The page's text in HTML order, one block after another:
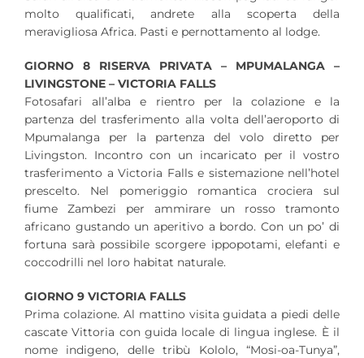
molto qualificati, andrete alla scoperta della
meravigliosa Africa. Pasti e pernottamento al lodge.
GIORNO 8 RISERVA PRIVATA – MPUMALANGA –
LIVINGSTONE – VICTORIA FALLS
Fotosafari all’alba e rientro per la colazione e la
partenza del trasferimento alla volta dell’aeroporto di
Mpumalanga per la partenza del volo diretto per
Livingston. Incontro con un incaricato per il vostro
trasferimento a Victoria Falls e sistemazione nell’hotel
prescelto. Nel pomeriggio romantica crociera sul
fiume Zambezi per ammirare un rosso tramonto
africano gustando un aperitivo a bordo. Con un po’ di
fortuna sarà possibile scorgere ippopotami, elefanti e
coccodrilli nel loro habitat naturale.
GIORNO 9 VICTORIA FALLS
Prima colazione. Al mattino visita guidata a piedi delle
cascate Vittoria con guida locale di lingua inglese. È il
nome indigeno, delle tribù Kololo, “Mosi-oa-Tunya”,